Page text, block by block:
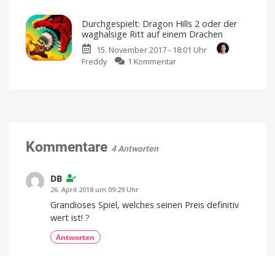
Arcade-
Spiel
hat
mich
This
–
Der
Durchgespielt: Dragon Hills 2 oder der
waghalsige Ritt auf einem Drachen
15. November 2017 - 18:01 Uhr
Freddy
1 Kommentarzu
Kommentare 4 Antworten
DB
26. April 2018 um 09:29 Uhr
Grandioses Spiel, welches seinen Preis definitiv
wert ist! ?
Antworten